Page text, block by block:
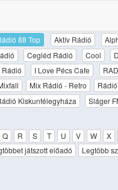
88 Top Aktív Rádió
Cegléd Rádió Cool
Rádió I Love Pécs Cafe
Mix Rádió - Retro
Kiskunfélegyháza Sláger
Q R S T U V W X
játszott előadó Legtöbb